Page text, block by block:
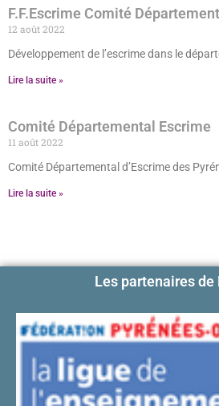
F.F.Escrime Comité
12 août 2022
Développement de l’escrime dans le
Lire la suite »
Comité Départemental Escrime
11 août 2022
Comité Départemental d’Escrime des
Lire la suite »
Les partenaires de